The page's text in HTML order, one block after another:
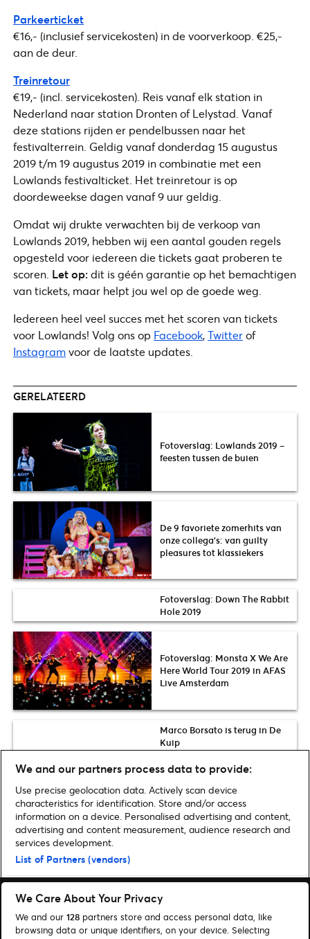
Parkeerticket
€16,- (inclusief servicekosten) in de voorverkoop. €25,-
aan de deur.
Treinretour
€19,- (incl. servicekosten). Reis vanaf elk station in
Nederland naar station Dronten of Lelystad. Vanaf
deze stations rijden er pendelbussen naar het
festivalterrein. Geldig vanaf donderdag 15 augustus
2019 t/m 19 augustus 2019 in combinatie met een
Lowlands festivalticket. Het treinretour is op
doordeweekse dagen vanaf 9 uur geldig.
Omdat wij drukte verwachten bij de verkoop van
Lowlands 2019, hebben wij een aantal gouden regels
opgesteld voor iedereen die tickets gaat proberen te
scoren. Let op:dit is géén garantie op het bemachtigen
van tickets, maar helpt jou wel op de goede weg.
Iedereen heel veel succes met het scoren van tickets
voor Lowlands! Volg ons op Facebook,Twitterof
Instagramvoor de laatste updates.
GERELATEERD
Fotoverslag: Lowlands 2019 –
feesten tussen de buien
De 9 favoriete zomerhits van
onze collega’s: van guilty
pleasures tot klassiekers
Fotoverslag: Down The Rabbit
Hole 2019
Fotoverslag: Monsta X We Are
Here World Tour 2019 in AFAS
Live Amsterdam
Marco Borsato is terug in De
Kuip
Bon Jovi staat nog steeds als
een huis in Goffertpark
Home»Festival»Dit wil jij weten over Lowlands Festival 2019
We and our partners process data to provide:
Use precise geolocation data. Actively scan device
characteristics for identification. Store and/or access
information on a device. Personalised advertising and content,
advertising and content measurement, audience research and
services development.
List of Partners (vendors)
We Care About Your Privacy
We and our 128 partners store and access personal data, like
browsing data or unique identifiers, on your device. Selecting